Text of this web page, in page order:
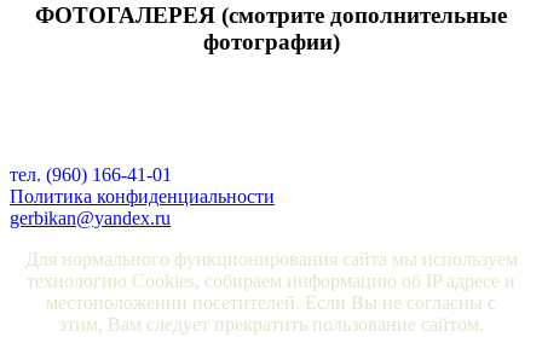
ФОТОГАЛЕРЕЯ (смотрите дополнительные
фотографии)
тел. (960) 166-41-01
Политика конфиденциальности
gerbikan@yandex.ru
Для нормального функционирования сайта мы используем
технологию Cookies, собираем информацию об IP адресе и
местоположении посетителей. Если Вы не согласны с
этим, Вам следует прекратить пользование сайтом.